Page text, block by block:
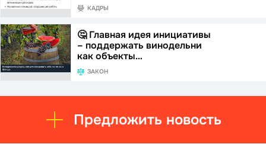
КАДРЫ
🤔 Главная идея инициативы
– поддержать винодельни
как объекты…
ЗАКОН
Предложить новость